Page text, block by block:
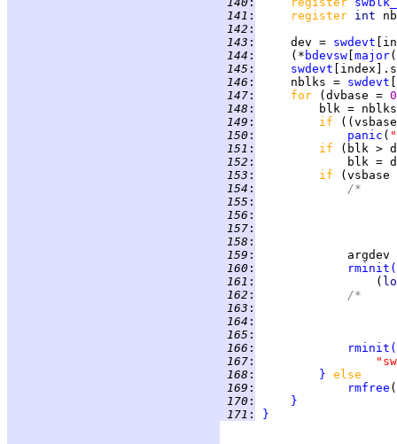
141 : register int
142 :
143 :
     dev =
swdevt
144 :
     (*
bdevsw major
145 : swdevt
146 :
     nblks =
swdevt
147 : for (dvbase = 0
148 :
149 : if
150 : panic (
151 :
if
152 :
153 : if
154 :
/*
155 :
156 :
157 :
158 :
159 :
160 : rminit (
161 :
                 (
162 :
/*
163 :
164 :
165 :
166 : rminit (
167 :
168 : } else
169 : rmfree (
170 :
}
171 : }